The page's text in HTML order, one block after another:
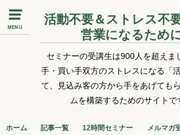
MENU
活動不要＆ストレス不
営業になるため
セミナーの受講生は900人を超えま
手・買い手双方のストレスになる「
て、見込み客の方から手をあげても
ムを構築するためのサイトで
ホーム 記事一覧 12時間セミナー メルマガ